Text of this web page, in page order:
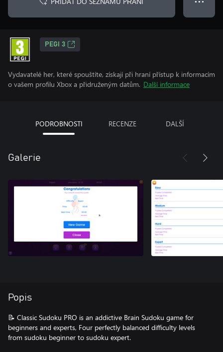
● ● ●
PEGI 3
Vydavatelé her, které spouštíte, získají při hraní přístup k informacím
o vašem profilu Xbox a přidruženým datům. Další informace
PODROBNOSTI RECENZE DALŠÍ
Galerie
Popis
📝 Classic Sudoku PRO is an addictive Brain Sudoku game for
beginners and experts, Four perfectly balanced difficulty levels
from sudoku beginner to sudoku expert.